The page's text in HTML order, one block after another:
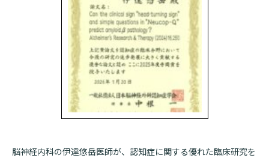
よくあるご質問
脳神経内科の伊達悠岳医師が、認知症に関する優れた臨床研究を